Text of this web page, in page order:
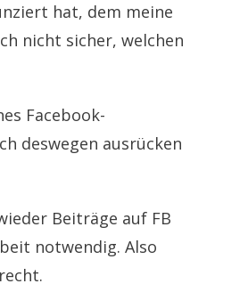
hat, dem meine
nicht sicher, welchen
Facebook-
deswegen ausrücken
Beiträge auf FB
notwendig. Also